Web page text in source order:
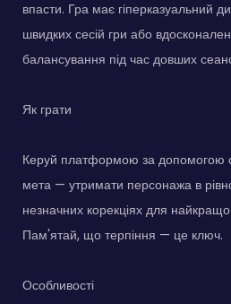
впасти. Гра має гіперказуальний
швидких сесій гри або
балансування під час довших
Як грати
Керуй платформою за допомогою
мета — утримати персонажа в
незначних корекціях для
Пам'ятай, що терпіння — це ключ.
Особливості